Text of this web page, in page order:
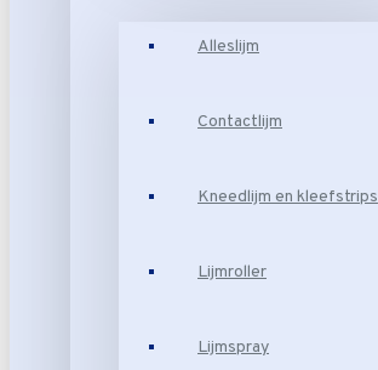
Alleslijm
Contactlijm
Kneedlijm en kleefstrips
Lijmroller
Lijmspray